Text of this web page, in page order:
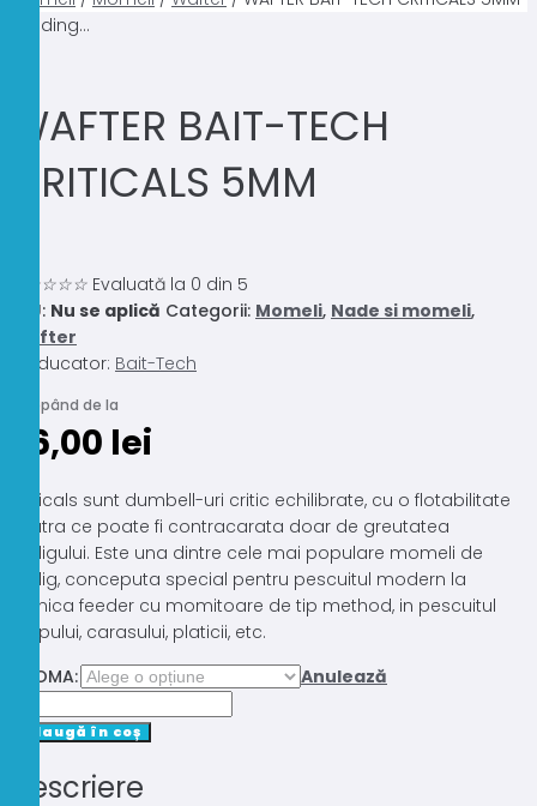
Loading...
WAFTER BAIT-TECH
CRITICALS 5MM
☆☆☆☆ Evaluată la 0 din 5
SKU: Nu se aplică Categorii: Momeli, Nade si momeli,
Wafter
Producator: Bait-Tech
Începând de la
26,00 lei
Criticals sunt dumbell-uri critic echilibrate, cu o flotabilitate
neutra ce poate fi contracarata doar de greutatea
carligului. Este una dintre cele mai populare momeli de
carlig, conceputa special pentru pescuitul modern la
tehnica feeder cu momitoare de tip method, in pescuitul
crapului, carasului, platicii, etc.
AROMA:
Anulează
WAFTER
TECH
Adaugă în coș
Descriere